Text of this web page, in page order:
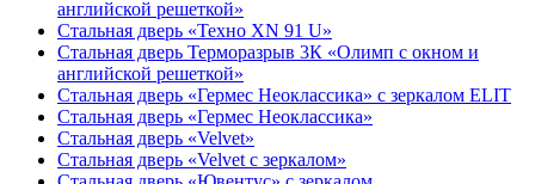
английской решеткой»
Стальная дверь «Техно XN 91 U»
Стальная дверь Терморазрыв 3К «Олимп с окном и
английской решеткой»
Стальная дверь «Гермес Неоклассика» с зеркалом ELIT
Стальная дверь «Гермес Неоклассика»
Стальная дверь «Velvet»
Стальная дверь «Velvet с зеркалом»